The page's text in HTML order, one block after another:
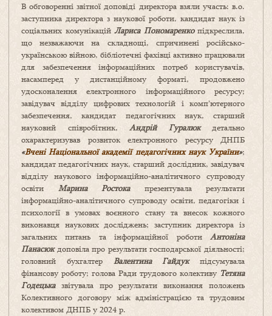
В обговоренні звітної доповіді директора взяли участь: в.о.
заступника директора з наукової роботи, кандидат наук із
соціальних комунікацій Лариса Пономаренкопідкреслила,
що незважаючи на складнощі, спричинені російсько-
українською війною, бібліотечні фахівці активно працювали
для забезпечення інформаційних потреб користувачів,
насамперед у дистанційному форматі, продовжено
удосконалення електронного інформаційного ресурсу;
завідувач відділу цифрових технологій і комп’ютерного
забезпечення, кандидат педагогічних наук, старший
науковий співробітник, Андрій Гуралюкдетально
охарактеризував розвиток електронного ресурсу ДНПБ
«Вчені Національної академії педагогічних наук України»;
кандидат педагогічних наук, старший дослідник, завідувач
відділу наукового інформаційно-аналітичного супроводу
освіти Марина Ростокапрезентувала результати
інформаційно-аналітичного супроводу освіти, педагогіки і
психології в умовах воєнного стану та внесок кожного
виконавця наукових досліджень; заступник директора із
загальних питань та інформаційної роботи Антоніна
Панасюкдоповіла про результати господарської діяльності;
головний бухгалтер Валентина Гайдукпідсумувала
фінансову роботу; голова Ради трудового колективу Тетяна
Годецьказвітувала про результати виконання положень
Колективного договору між адміністрацією та трудовим
колективом ДНПБ у 2024 р.